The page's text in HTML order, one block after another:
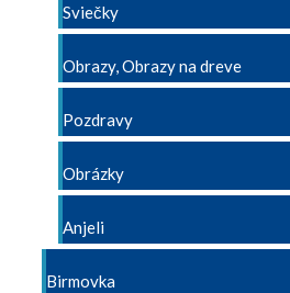
Sviečky
Obrazy, Obrazy na dreve
Pozdravy
Obrázky
Anjeli
Birmovka